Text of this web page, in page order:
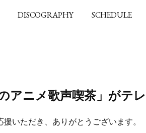
DISCOGRAPHY SCHEDULE
アニメ歌声喫茶」がテ
いただき、ありがとうございます。